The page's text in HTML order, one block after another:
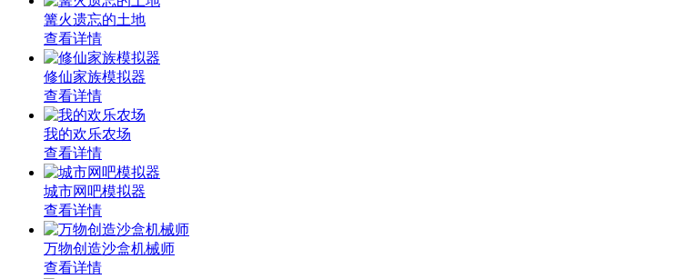
篝火遗忘的土地
查看详情
修仙家族模拟器
查看详情
我的欢乐农场
查看详情
城市网吧模拟器
查看详情
万物创造沙盒机械师
查看详情